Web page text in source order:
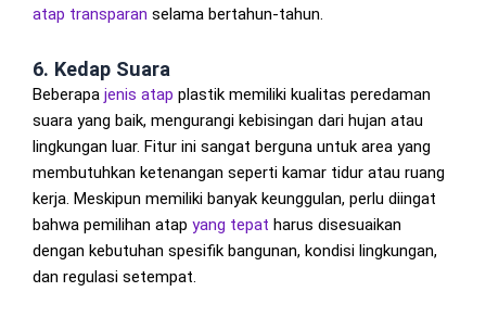
atap transparan selama bertahun-tahun.
6. Kedap Suara
Beberapa jenis atap plastik memiliki kualitas peredaman
suara yang baik, mengurangi kebisingan dari hujan atau
lingkungan luar. Fitur ini sangat berguna untuk area yang
membutuhkan ketenangan seperti kamar tidur atau ruang
kerja. Meskipun memiliki banyak keunggulan, perlu diingat
bahwa pemilihan atap yang tepat harus disesuaikan
dengan kebutuhan spesifik bangunan, kondisi lingkungan,
dan regulasi setempat.